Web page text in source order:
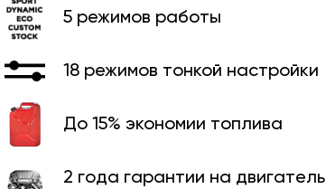
5 режимов работы
18 режимов тонкой настройки
До 15% экономии топлива
2 года гарантии на двигатель